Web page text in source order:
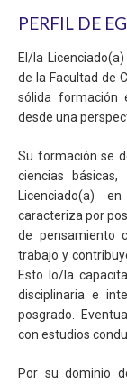
PERFIL DE
El/la
de la Facultad de
sólida formación
desde una
Su formación se
ciencias básicas,
Licenciado(a)
caracteriza por
de pensamiento
trabajo y
Esto lo/la
disciplinaria e
posgrado.
con estudios
Por su dominio